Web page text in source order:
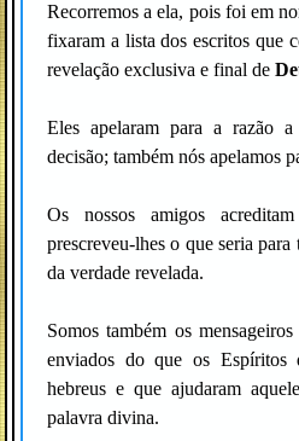
Recorremos a ela, pois foi em
fixaram a lista dos escritos que
revelação exclusiva e final de
Eles apelaram para a razão
decisão; também nós apelamos
Os nossos amigos
prescreveu-lhes o que seria
da verdade revelada.
Somos também os
enviados do que os Espíritos
hebreus e que ajudaram
palavra divina.